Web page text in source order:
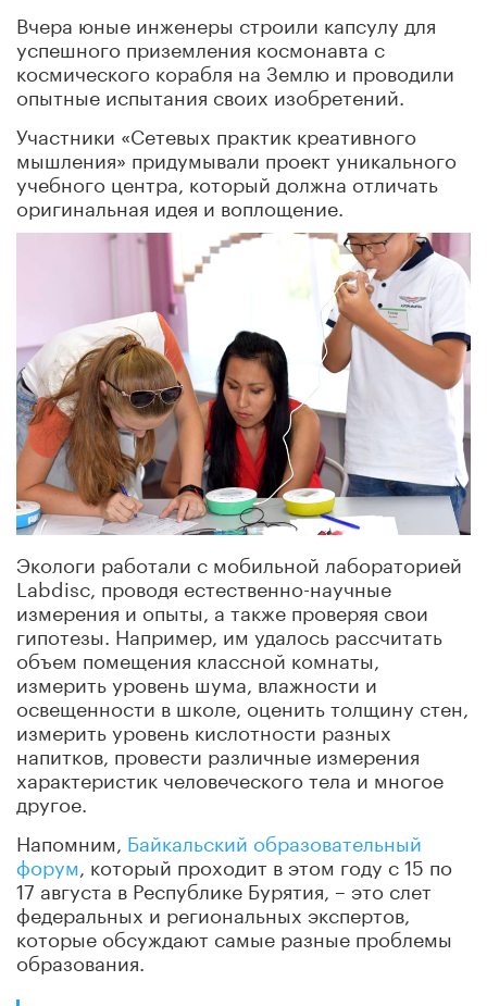
Вчера юные инженеры строили капсулу для
успешного приземления космонавта с
космического корабля на Землю и проводили
опытные испытания своих изобретений.
Участники «Сетевых практик креативного
мышления» придумывали проект уникального
учебного центра, который должна отличать
оригинальная идея и воплощение.
Экологи работали с мобильной лабораторией
Labdisc, проводя естественно-научные
измерения и опыты, а также проверяя свои
гипотезы. Например, им удалось рассчитать
объем помещения классной комнаты,
измерить уровень шума, влажности и
освещенности в школе, оценить толщину стен,
измерить уровень кислотности разных
напитков, провести различные измерения
характеристик человеческого тела и многое
другое.
Напомним, Байкальский образовательный
форум , который проходит в этом году с 15 по
17 августа в Республике Бурятия, – это слет
федеральных и региональных экспертов,
которые обсуждают самые разные проблемы
образования.